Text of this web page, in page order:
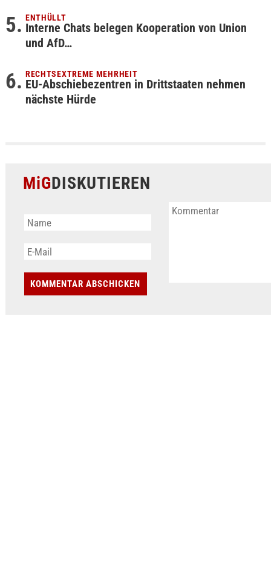
ENTHÜLLT
Interne Chats belegen Kooperation von Union
und AfD…
RECHTSEXTREME MEHRHEIT
EU-Abschiebezentren in Drittstaaten nehmen
nächste Hürde
MiGDISKUTIEREN